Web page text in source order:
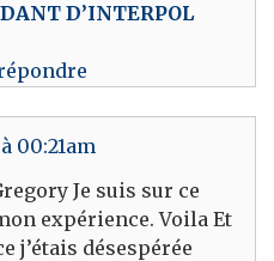
D’INTERPOL
00:21am
Je suis sur ce
expérience. Voila Et
j’étais désespérée